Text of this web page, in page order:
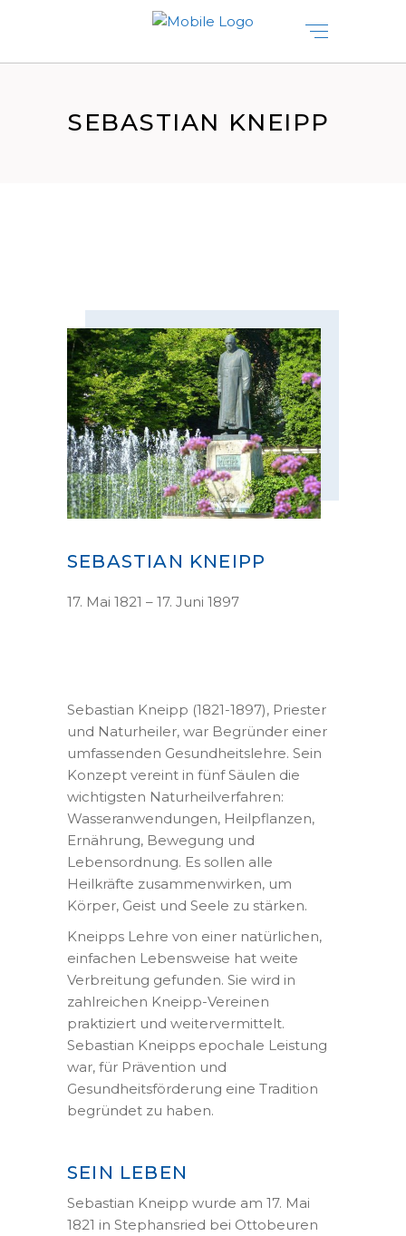
SEBASTIAN KNEIPP
SEBASTIAN KNEIPP
17. Mai 1821 – 17. Juni 1897
Sebastian Kneipp (1821-1897), Priester
und Naturheiler, war Begründer einer
umfassenden Gesundheitslehre. Sein
Konzept vereint in fünf Säulen die
wichtigsten Naturheilverfahren:
Wasseranwendungen, Heilpflanzen,
Ernährung, Bewegung und
Lebensordnung. Es sollen alle
Heilkräfte zusammenwirken, um
Körper, Geist und Seele zu stärken.
Kneipps Lehre von einer natürlichen,
einfachen Lebensweise hat weite
Verbreitung gefunden. Sie wird in
zahlreichen Kneipp-Vereinen
praktiziert und weitervermittelt.
Sebastian Kneipps epochale Leistung
war, für Prävention und
Gesundheitsförderung eine Tradition
begründet zu haben.
SEIN LEBEN
Sebastian Kneipp wurde am 17. Mai
1821 in Stephansried bei Ottobeuren